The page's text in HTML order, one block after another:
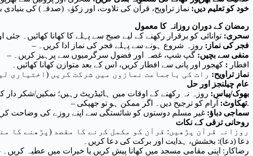
خود کو تعلیم دیں: نماز تراویح، قرآن کی تلاوت، اور زکوٰۃ (صدقہ) کی بنیادی
رمضان کے دوران روزانہ کا معمول
سحری: توانائی کو برقرار رکھنے کے لیے صبح سے پہلے کا کھانا کھائیں۔ جئی
–
فجر کی نماز: روزہ شروع ہونے سے پہلے فجر کی نماز ادا کریں۔
–
منفی سے بچیں: گپ شپ، غصہ اور فضول سرگرمیوں سے پرہیز کریں۔
افطار : کھجور اور پانی سے افطار کریں، اس کے بعد متوازن کھانا کھائیں۔
نماز تراویح: رات کی باجماعت نمازوں میں شرکت کریں (اختیاری
عام چیلنجز اور حل
بھوک/پیاس: روزہ نہ رکھنے کے اوقات میں ہائیڈریٹ رہیں؛ نمکین/شکر دار
–
تھکاوٹ:آرام کو ترجیح دیں۔ اگر ممکن ہو تو جھپکی.
– سماجی دباؤ: غیر مسلم دوستوں کو شائستگی سے اپنے روزے کی وضاحت
روحانی ترقی کے نکات
– روزانہ قرآن پڑھیں: قرآن کو مکمل کرنے کا مقصد (پڑھنے کا
دعا (دعا): بخشش، ہدایت اور برکت کی دعا کریں۔
– رضاکار: اپنی مقامی مسجد میں کھانا پیش کریں یا خیرات میں عطیہ کریں۔